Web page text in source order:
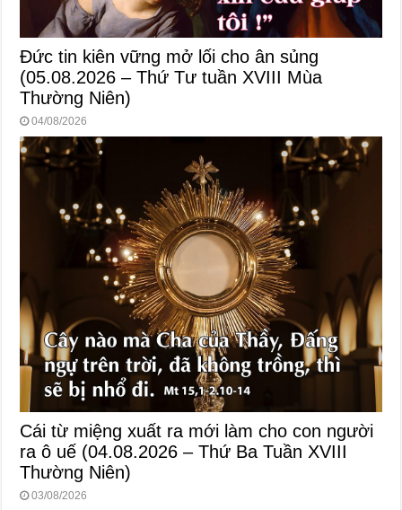
Đức tin kiên vững mở lối cho ân sủng
(05.08.2026 – Thứ Tư tuần XVIII Mùa
Thường Niên)
04/08/2026
Cái từ miệng xuất ra mới làm cho con người
ra ô uế (04.08.2026 – Thứ Ba Tuần XVIII
Thường Niên)
03/08/2026